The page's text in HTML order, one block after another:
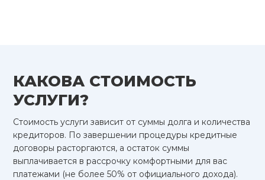
КАКОВА СТОИМОСТЬ
УСЛУГИ?
Стоимость услуги зависит от суммы долга и количества
кредиторов. По завершении процедуры кредитные
договоры расторгаются, а остаток суммы
выплачивается в рассрочку комфортными для вас
платежами (не более 50% от официального дохода).